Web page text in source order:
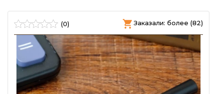
(0) Заказали: более (82)